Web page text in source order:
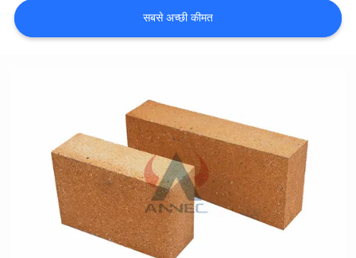
संपर्क
करें
साइटमैप
सबसे अच्छी कीमत